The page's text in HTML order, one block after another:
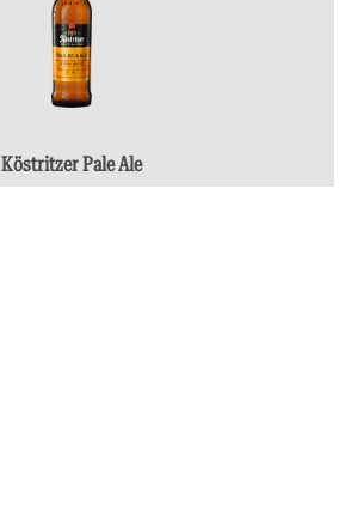
Köstritzer Pale Ale